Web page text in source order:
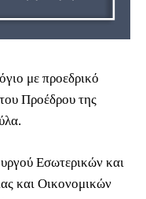
με προεδρικό
Προέδρου της
Εσωτερικών και
και Οικονομικών